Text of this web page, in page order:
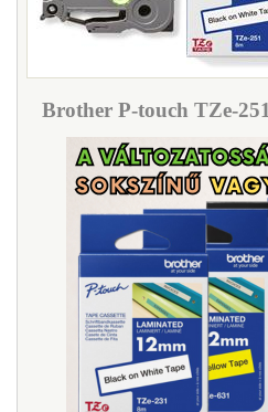
Brother P-touch TZe-